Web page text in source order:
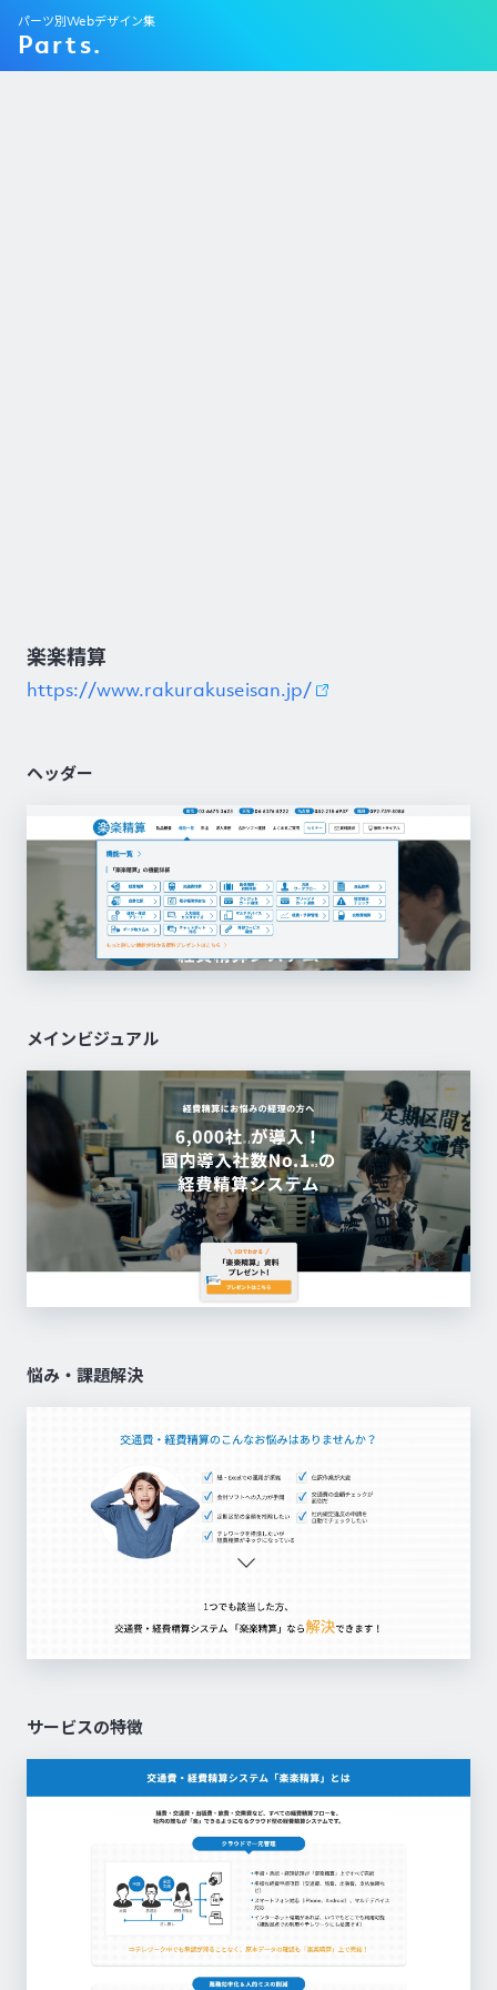
Parts.
パーツ別Webデザイン集
楽楽精算
https://www.rakurakuseisan.jp/
ヘッダー
メインビジュアル
悩み・課題解決
サービスの特徴